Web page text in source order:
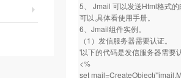
5、 Jmail 可以发送Html格式
可以,具体看使用手册。
6、Jmail组件实例。
（1）发信服务器需要认证。
'以下的代码是发信服务器需要
<%
set